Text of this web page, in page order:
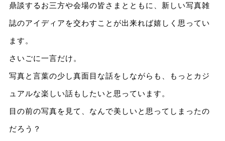
鼎談するお三方や会場の皆さまとともに、新しい写真雑
誌のアイディアを交わすことが出来れば嬉しく思ってい
ます。
さいごに一言だけ。
写真と言葉の少し真面目な話をしながらも、もっとカジ
ュアルな楽しい話もしたいと思っています。
目の前の写真を見て、なんで美しいと思ってしまったの
だろう？